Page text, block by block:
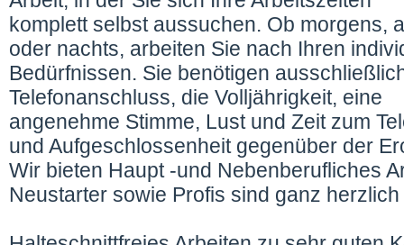
komplett selbst aussuchen. Ob morgens,
oder nachts, arbeiten Sie nach Ihren
Bedürfnissen. Sie benötigen
Telefonanschluss, die Volljährigkeit, eine
angenehme Stimme, Lust und Zeit zum
und Aufgeschlossenheit gegenüber der
Wir bieten Haupt -und Nebenberufliches
Neustarter sowie Profis sind ganz